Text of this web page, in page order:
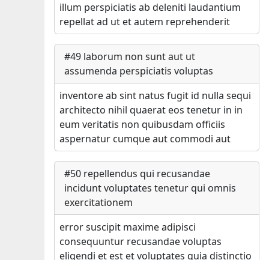
illum perspiciatis ab deleniti laudantium
repellat ad ut et autem reprehenderit
#49 laborum non sunt aut ut
assumenda perspiciatis voluptas
inventore ab sint natus fugit id nulla sequi
architecto nihil quaerat eos tenetur in in
eum veritatis non quibusdam officiis
aspernatur cumque aut commodi aut
#50 repellendus qui recusandae
incidunt voluptates tenetur qui omnis
exercitationem
error suscipit maxime adipisci
consequuntur recusandae voluptas
eligendi et est et voluptates quia distinctio